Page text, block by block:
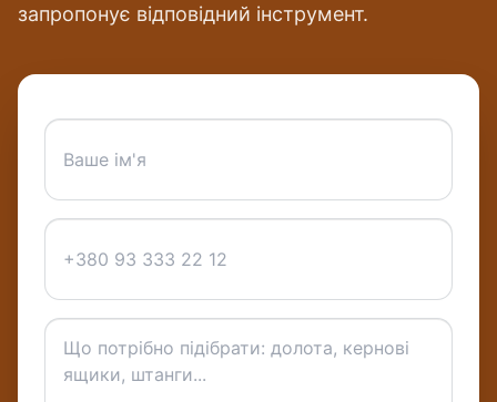
запропонує відповідний інструмент.